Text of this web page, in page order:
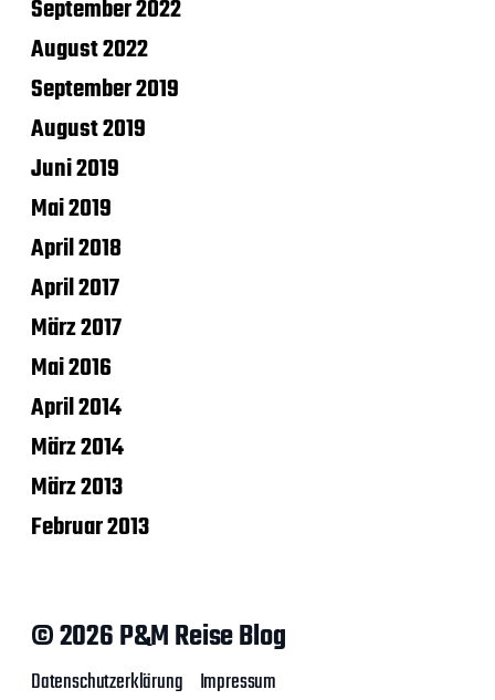
September 2022
August 2022
September 2019
August 2019
Juni 2019
Mai 2019
April 2018
April 2017
März 2017
Mai 2016
April 2014
März 2014
März 2013
Februar 2013
© 2026 P&M Reise Blog
Datenschutzerklärung Impressum